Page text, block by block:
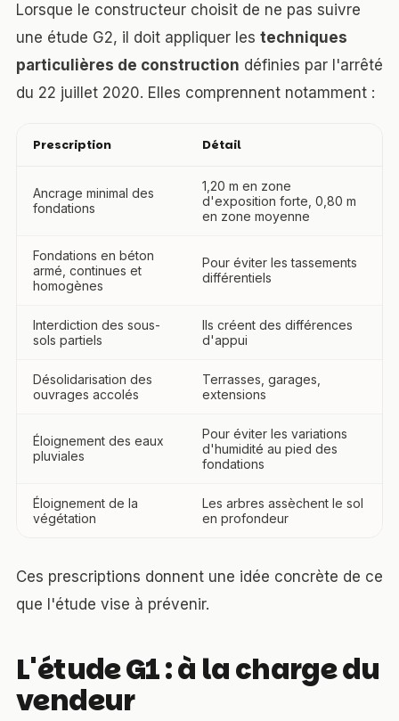
Lorsque le constructeur choisit de ne pas suivre
une étude G2, il doit appliquer les techniques
particulières de construction définies par l'arrêté
du 22 juillet 2020. Elles comprennent notamment :
Prescription Détail
Ancrage minimal des
fondations
1,20 m en zone
d'exposition forte, 0,80 m
en zone moyenne
Fondations en béton
armé, continues et
homogènes
Pour éviter les tassements
différentiels
Interdiction des sous-
sols partiels
Ils créent des différences
d'appui
Désolidarisation des
ouvrages accolés
Terrasses, garages,
extensions
Éloignement des eaux
pluviales
Pour éviter les variations
d'humidité au pied des
fondations
Éloignement de la
végétation
Les arbres assèchent le sol
en profondeur
Ces prescriptions donnent une idée concrète de ce
que l'étude vise à prévenir.
L'étude G1 : à la charge du
vendeur